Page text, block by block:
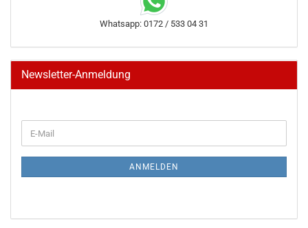
Whatsapp: 0172 / 533 04 31
Newsletter-Anmeldung
ZUR
E-
Mail
ANMELDEN